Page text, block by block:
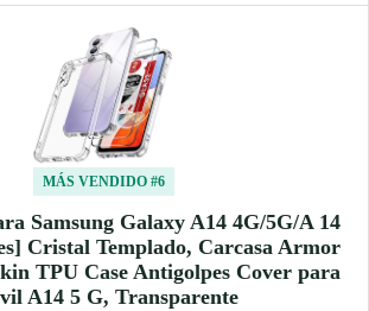
MÁS VENDIDO #6
Samsung Galaxy A14 4G/5G/A 14
Cristal Templado, Carcasa Armor
TPU Case Antigolpes Cover para
A14 5 G, Transparente